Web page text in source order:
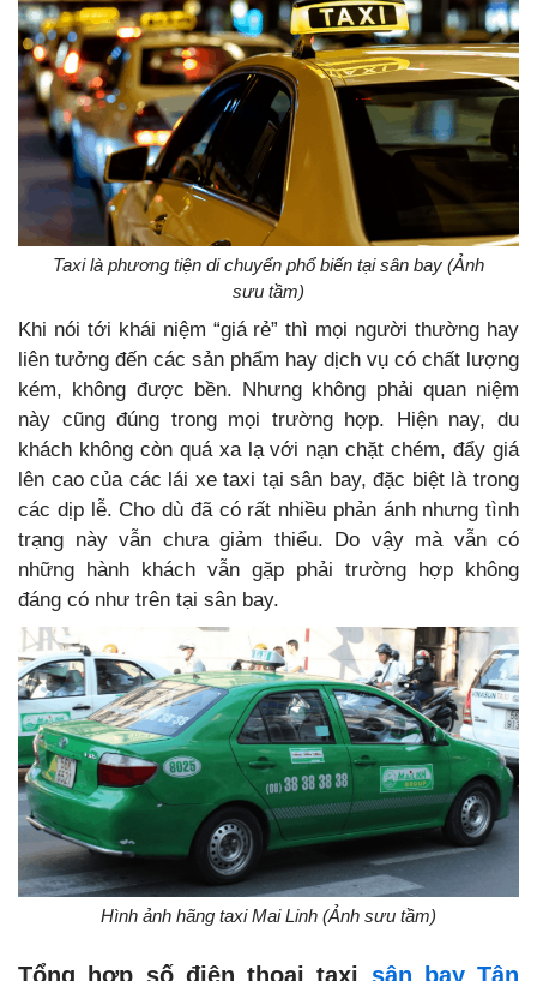
Taxi là phương tiện di chuyển phổ biến tại sân bay (Ảnh
sưu tầm)
Khi nói tới khái niệm “giá rẻ” thì mọi người thường hay
liên tưởng đến các sản phẩm hay dịch vụ có chất lượng
kém, không được bền. Nhưng không phải quan niệm
này cũng đúng trong mọi trường hợp. Hiện nay, du
khách không còn quá xa lạ với nạn chặt chém, đẩy giá
lên cao của các lái xe taxi tại sân bay, đặc biệt là trong
các dịp lễ. Cho dù đã có rất nhiều phản ánh nhưng tình
trạng này vẫn chưa giảm thiểu. Do vậy mà vẫn có
những hành khách vẫn gặp phải trường hợp không
đáng có như trên tại sân bay.
Hình ảnh hãng taxi Mai Linh (Ảnh sưu tầm)
Tổng hợp số điện thoại taxi sân bay Tân